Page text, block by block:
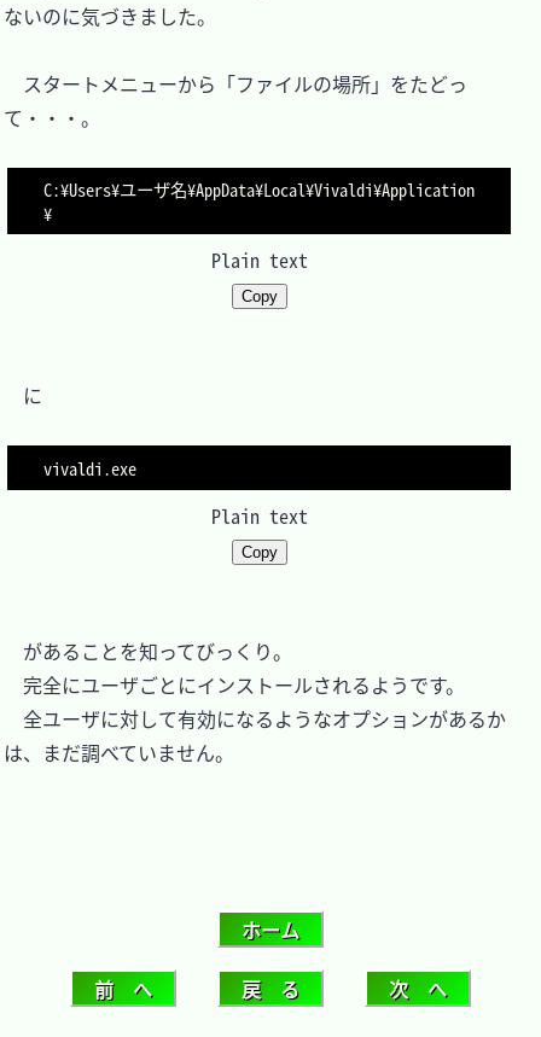
ないのに気づきました。
スタートメニューから「ファイルの場所」をたどっ
て・・・。
C:¥Users¥ユーザ名¥AppData¥Local¥Vivaldi¥Application
Plain text
Copy
に
Plain text
Copy
があることを知ってびっくり。
完全にユーザごとにインストールされるようです。
全ユーザに対して有効になるようなオプションがあるか
は、まだ調べていません。